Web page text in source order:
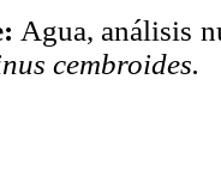
Agua, análisis
cembroides.